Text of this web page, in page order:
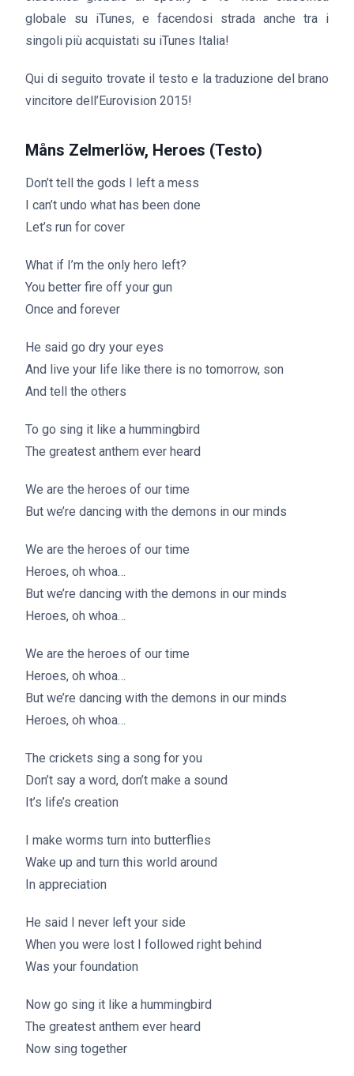
globale su iTunes, e facendosi strada anche tra i
singoli più acquistati su iTunes Italia!
Qui di seguito trovate il testo e la traduzione del brano
vincitore dell’Eurovision 2015!
Måns Zelmerlöw, Heroes (Testo)
Don’t tell the gods I left a mess
I can’t undo what has been done
Let’s run for cover
What if I’m the only hero left?
You better fire off your gun
Once and forever
He said go dry your eyes
And live your life like there is no tomorrow, son
And tell the others
To go sing it like a hummingbird
The greatest anthem ever heard
We are the heroes of our time
But we’re dancing with the demons in our minds
We are the heroes of our time
Heroes, oh whoa…
But we’re dancing with the demons in our minds
Heroes, oh whoa…
We are the heroes of our time
Heroes, oh whoa…
But we’re dancing with the demons in our minds
Heroes, oh whoa…
The crickets sing a song for you
Don’t say a word, don’t make a sound
It’s life’s creation
I make worms turn into butterflies
Wake up and turn this world around
In appreciation
He said I never left your side
When you were lost I followed right behind
Was your foundation
Now go sing it like a hummingbird
The greatest anthem ever heard
Now sing together